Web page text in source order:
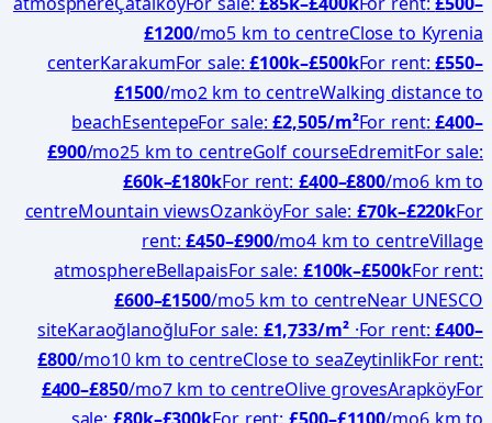
£1200/mo5 km to centreClose to Kyrenia
centerKarakumFor sale:£100k–£500kFor rent:£550–
£1500/mo2 km to centreWalking distance to
beachEsentepeFor sale:£2,505/m²For rent:£400–
£900/mo25 km to centreGolf courseEdremitFor sale:
£60k–£180kFor rent:£400–£800/mo6 km to
centreMountain viewsOzanköyFor sale:£70k–£220kFor
rent:£450–£900/mo4 km to centreVillage
atmosphereBellapaisFor sale:£100k–£500kFor rent:
£600–£1500/mo5 km to centreNear UNESCO
siteKaraoğlanoğluFor sale:£1,733/m²·For rent:£400–
£800/mo10 km to centreClose to seaZeytinlikFor rent:
£400–£850/mo7 km to centreOlive grovesArapköyFor